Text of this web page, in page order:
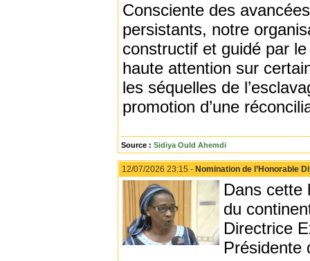
Consciente des
persistants, notre
constructif et guidé par
haute attention sur
les séquelles de
promotion d’une
Source : Sidiya Ould Ahemdi
12/07/2026 23:15 - Nomination de l’Honorable
Dans cette
du
Directrice
Présidente